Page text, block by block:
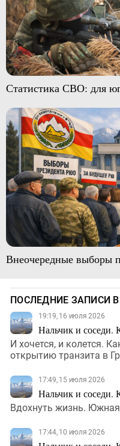
Статистика СВО: для
Внеочередные выборы
ПОСЛЕДНИЕ ЗАПИСИ
19:19, 16 июля 2026
Нальчик и соседи.
И хочется, и колется.
открытию транзита в
17:49, 15 июля 2026
Нальчик и соседи.
Вдохнуть жизнь.
17:44, 10 июля 2026